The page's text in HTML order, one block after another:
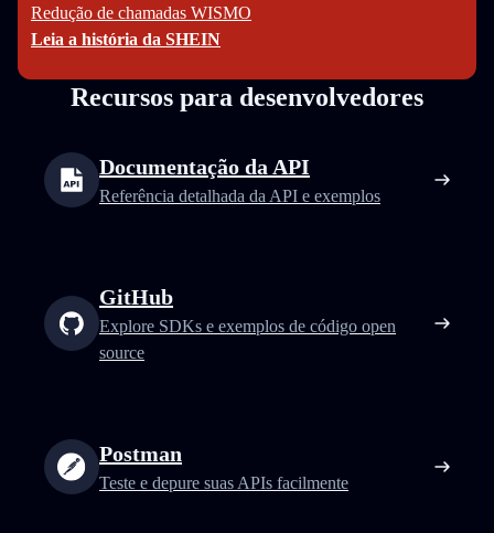
Redução de chamadas WISMO
Leia a história da SHEIN
Recursos para desenvolvedores
Documentação da API
Referência detalhada da API e exemplos
GitHub
Explore SDKs e exemplos de código open
source
Postman
Teste e depure suas APIs facilmente